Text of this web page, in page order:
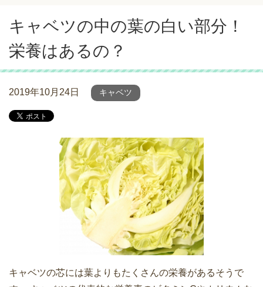
キャベツの中の葉の白い部分！
栄養はあるの？
2019年10月24日 キャベツ
キャベツの芯には葉よりもたくさんの栄養があるそうで